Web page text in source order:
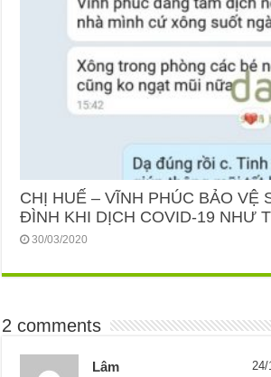
CHỊ HUẾ – VĨNH PHÚC BẢO VỆ
ĐÌNH KHI DỊCH COVID-19 NHƯ
30/03/2020
2 comments
Lâm 24/